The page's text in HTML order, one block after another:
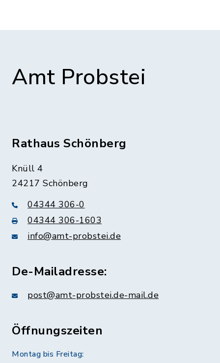
Amt Probstei
Rathaus Schönberg
Knüll 4
24217 Schönberg
04344 306-0
04344 306-1603
info@amt-probstei.de
De-Mailadresse:
post@amt-probstei.de-mail.de
Öffnungszeiten
Montag bis Freitag: